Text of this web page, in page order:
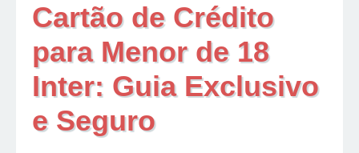
Cartão de Crédito
para Menor de 18
Inter: Guia Exclusivo
e Seguro